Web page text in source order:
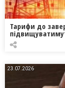
Тарифи до
23.07.2026